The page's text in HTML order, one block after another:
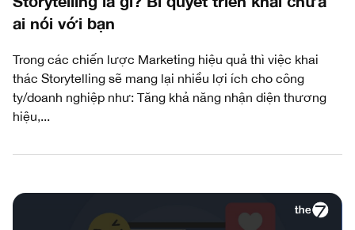
ai nói với bạn
Trong các chiến lược Marketing hiệu quả thì việc khai
thác Storytelling sẽ mang lại nhiều lợi ích cho công
ty/doanh nghiệp như: Tăng khả năng nhận diện thương
hiệu,...